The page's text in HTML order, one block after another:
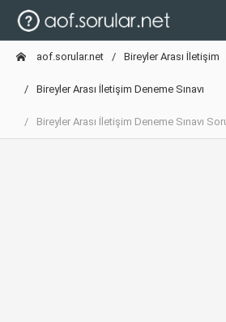
aof.sorular.net Bireyler Arası İletişim
Bireyler Arası İletişim Deneme Sınavı
Bireyler Arası İletişim Deneme Sınavı